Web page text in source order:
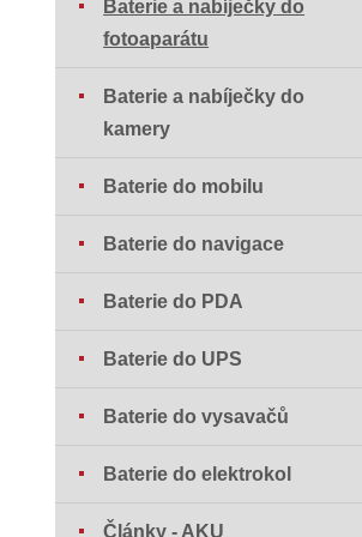
Baterie a nabíječky do
fotoaparátu
Baterie a nabíječky do
kamery
Baterie do mobilu
Baterie do navigace
Baterie do PDA
Baterie do UPS
Baterie do vysavačů
Baterie do elektrokol
Články - AKU